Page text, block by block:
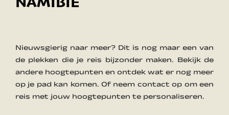
Nieuwsgierig naar meer? Dit is nog maar een van
de plekken die je reis bijzonder maken. Bekijk de
andere hoogtepunten en ontdek wat er nog meer
op je pad kan komen. Of neem contact op om een
reis met jouw hoogtepunten te personaliseren.